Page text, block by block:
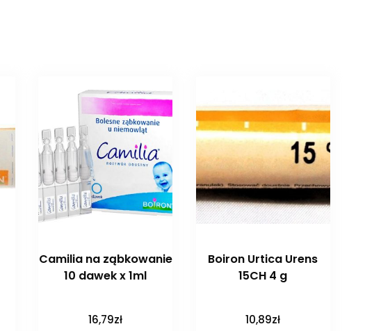
Camilia na ząbkowanie
10 dawek x 1ml
16,79zł
Boiron Urtica Urens
15CH 4 g
10,89zł